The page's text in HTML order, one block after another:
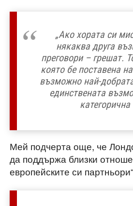
„Ако хората си
някаква друга
преговори – грешат.
която бе поставена
възможно най-
единствената
категорична
Мей подчерта още, че
да поддържа близки
европейските си